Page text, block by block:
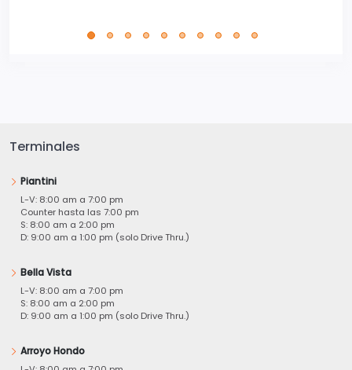
Terminales
Piantini
L-V: 8:00 am a 7:00 pm
Counter hasta las 7:00 pm
S: 8:00 am a 2:00 pm
D: 9:00 am a 1:00 pm (solo Drive Thru.)
Bella Vista
L-V: 8:00 am a 7:00 pm
S: 8:00 am a 2:00 pm
D: 9:00 am a 1:00 pm (solo Drive Thru.)
Arroyo Hondo